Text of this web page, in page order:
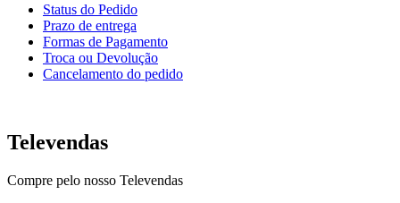
Status do Pedido
Prazo de entrega
Formas de Pagamento
Troca ou Devolução
Cancelamento do pedido
Televendas
Compre pelo nosso Televendas